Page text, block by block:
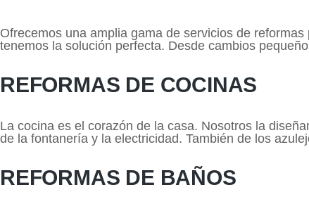
Ofrecemos una amplia gama de servicios de
tenemos la solución perfecta. Desde cambios
REFORMAS DE COCINAS
La cocina es el corazón de la casa. Nosotros la
de la fontanería y la electricidad. También de los
REFORMAS DE BAÑOS